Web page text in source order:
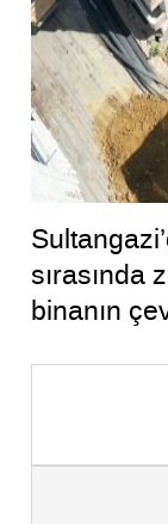
sırasında
binanın